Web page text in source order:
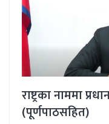
राष्ट्रका नाममा
(पूर्णपाठसहित)